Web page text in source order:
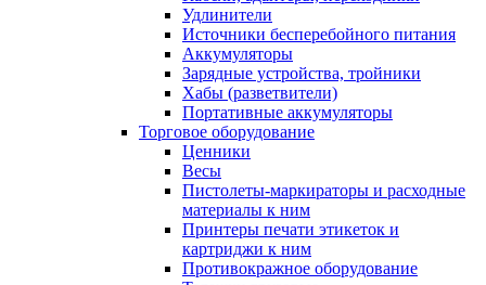
Удлинители
Источники бесперебойного питания
Аккумуляторы
Зарядные устройства, тройники
Хабы (разветвители)
Портативные аккумуляторы
Торговое оборудование
Ценники
Весы
Пистолеты-маркираторы и расходные
материалы к ним
Принтеры печати этикеток и
картриджи к ним
Противокражное оборудование